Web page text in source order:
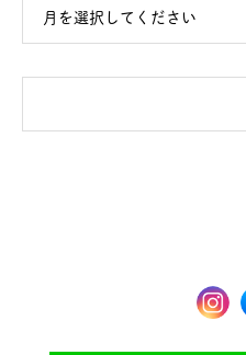
月を選択してください